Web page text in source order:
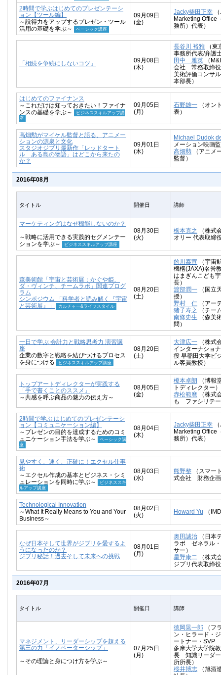
2時間で学ぶはじめてのプレゼンテーシ
ョン【ツール編】
～説得力をアップするプレゼン・ツール
活用の基礎を学ぶ～
ベーシック講座
09月09日
(金)
Jacky柴田正幸
Marketing Office
務所）代表）
「相続を争続にしないコツ」
09月08日
(木)
長谷川 裕雅 （東
事務所代表/弁護
田中 雅英 （
会社 常務取締役
美術評価コンサ
本部長）
はじめてのファイナンス
～これだけは知っておきたい！ファイナ
ンスの基礎を学ぶ～
ビジネススキルアップ講
座
09月05日
(月)
石野雄一 （オン
表）
高畑勲がマイケル監督と語る、アニメー
ションの源泉と文化
スタジオジブリ最新作「レッドタート
ル ある島の物語」はどこから来たの
か？
09月01日
(木)
Michael Dudok
メーション映画
高畑勲 （アニメ
監督）
2016年08月
タイトル 開催日 講師
マーケティングはなぜ機能しないのか？
～戦略に活用できる実践的セグメンテー
ションを学ぶ～
ビジネススキルアップ講座
08月30日
(火)
栃本克之
（株式
オリー 代表取締
森美術館「宇宙と芸術展：かぐや姫、
ダ・ヴィンチ、チームラボ」関連プログ
ラム
シンポジウム 「科学者と読み解く『宇宙
と芸術展』」
カルチャー&ライフスタイル
08月20日
(土)
的川泰宣 （宇宙
機構(JAXA)名誉
はまぎんこども
長）
渡部潤一 （国立
授）
野村 仁 （アー
猪子寿之
（チー
南條史生 （森美
問）
一日で学ぶ 会計力と戦略思考力 演習講
座
企業の数字と戦略を結びつけるプロセス
を身につける
ビジネススキルアップ講座
08月20日
(土)
大津広一 （株式
インターナショ
役 早稲田大学ビ
ル客員教授）
トップアートディレクターが実践する
「手で書くことのススメ」
～共感を呼ぶ商品の魅力の伝え方～
08月05日
(金)
榎本卓朗 （博報
トディレクター）
赤松範麿 （株式
も ファシリテ
2時間で学ぶ はじめてのプレゼンテーシ
ョン【コミュニケーション編】
～プレゼンの目的を達成するためのコミ
ュニケーション手法を学ぶ～
ベーシック講
座
08月04日
(木)
Jacky柴田正幸
Marketing Office
務所）代表）
見やすく、速く、正確に！エクセル仕事
術
～エクセル作成の基本とビジネス・シミ
ュレーションを同時に学ぶ～
ビジネススキ
ルアップ講座
08月03日
(水)
熊野整 （スマー
式会社 財務企画
Technological Innovation
～What It Really Means to You and Your
Business～
08月02日
(火)
Howard Yu （
なぜ日本そして世界がジブリを愛するよ
うになったのか？
ジブリ秘話！過去そして未来への挑戦
08月01日
(月)
奥田誠治 （日本
ラボ ゼネラル・
サー）
星野康二
（株式
ジブリ代表取締
2016年07月
タイトル 開催日 講師
マネジメント、リーダーシップを超える
第三の力「イノベーターシップ」
～その理論と身につけ方を学ぶ～
07月25日
(月)
徳岡晃一郎 （フ
ン・ヒラード・
ートナー・SVP
多摩大学大学院
長 知識リーダー
所所長）
桜井博志 （旭酒